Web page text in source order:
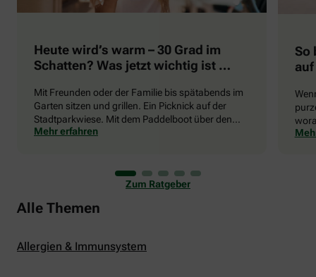
Heute wird’s warm – 30 Grad im
Schatten? Was jetzt wichtig ist …
Mit Freunden oder der Familie bis spätabends im
Garten sitzen und grillen. Ein Picknick auf der
Stadtparkwiese. Mit dem Paddelboot über den
See gleiten oder eine Radtour durch die blühende
er uns auch ganz schön zu schaffen. Wenn die
Temperaturen tagsüber auf mehr als 30 Grad
klettern und uns warme Tropennächte den Schlaf
rauben, sehnen wir uns oft nach einem
Mehr erfahren
So
die
Zum Ratgeber
Alle Themen
Allergien & Immunsystem